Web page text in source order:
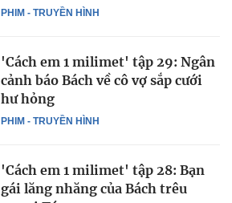
PHIM - TRUYỀN HÌNH
PHIM - TRUYỀN HÌNH
'Cách em 1 milimet' tập 29: Ngân
cảnh báo Bách về cô vợ sắp cưới
hư hỏng
'Cách em 1 milimet' tập 28: Bạn
gái lăng nhăng của Bách trêu